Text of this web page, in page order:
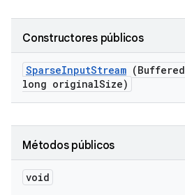
Constructores públicos
SparseInputStream (Buffered
long originalSize)
Métodos públicos
void